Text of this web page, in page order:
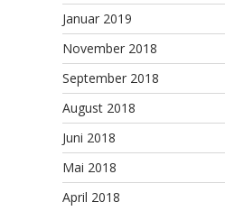
Januar 2019
November 2018
September 2018
August 2018
Juni 2018
Mai 2018
April 2018